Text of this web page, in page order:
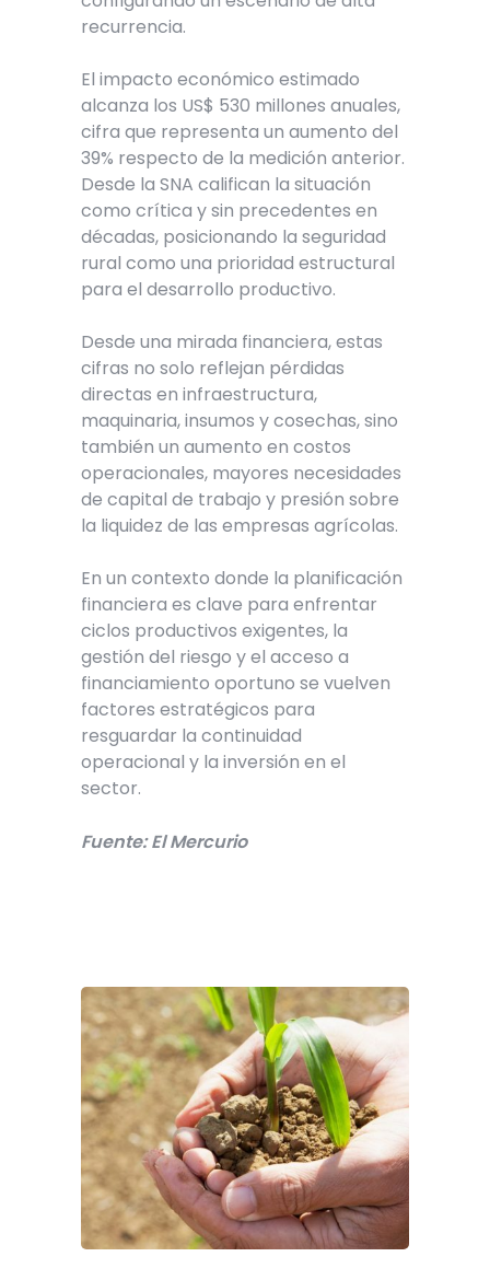
recurrencia.
El impacto económico estimado
alcanza los US$ 530 millones anuales,
cifra que representa un aumento del
39% respecto de la medición anterior.
Desde la SNA califican la situación
como crítica y sin precedentes en
décadas, posicionando la seguridad
rural como una prioridad estructural
para el desarrollo productivo.
Desde una mirada financiera, estas
cifras no solo reflejan pérdidas
directas en infraestructura,
maquinaria, insumos y cosechas, sino
también un aumento en costos
operacionales, mayores necesidades
de capital de trabajo y presión sobre
la liquidez de las empresas agrícolas.
En un contexto donde la planificación
financiera es clave para enfrentar
ciclos productivos exigentes, la
gestión del riesgo y el acceso a
financiamiento oportuno se vuelven
factores estratégicos para
resguardar la continuidad
operacional y la inversión en el
sector.
Fuente: El Mercurio